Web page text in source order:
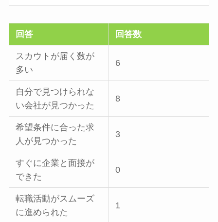
回答 回答数
スカウトが届く数が
多い
6
自分で見つけられな
い会社が見つかった
8
希望条件に合った求
人が見つかった
3
すぐに企業と面接が
できた
0
転職活動がスムーズ
に進められた
1